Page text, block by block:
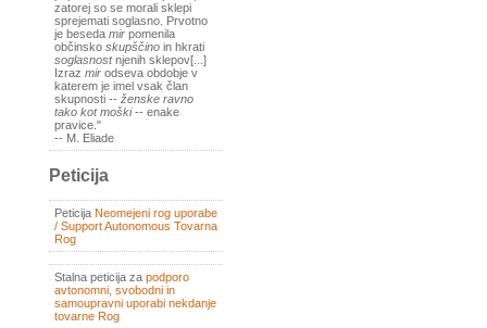
zatorej so se morali sklepi
sprejemati soglasno. Prvotno
je beseda mir pomenila
občinsko skupščino in hkrati
soglasnostnjenih sklepov[...]
Izraz mir odseva obdobje v
katerem je imel vsak član
skupnosti -- ženske ravno
tako kot moški-- enake
pravice."
-- M. Eliade
Peticija
Peticija Neomejeni rog uporabe
/ Support Autonomous Tovarna
Rog
Stalna peticija za podporo
avtonomni, svobodni in
samoupravni uporabi nekdanje
tovarne Rog